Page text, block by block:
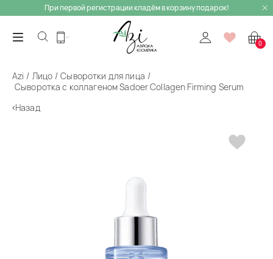
При первой регистрации кладём в корзину подарок!
0
Azi Лицо
Сыворотки для лица
Сыворотка с коллагеном Sadoer Collagen Firming Serum
Назад